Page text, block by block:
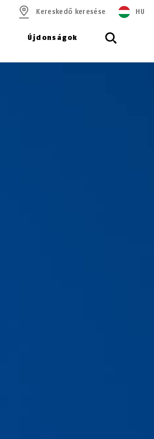
Újdonságok
Kereskedő keresése HU